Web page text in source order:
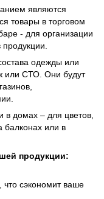
являются
товары в торговом
- для организации
одежды или
или СТО. Они будут
в домах – для цветов,
балконах или в
продукции:
сэкономит ваше